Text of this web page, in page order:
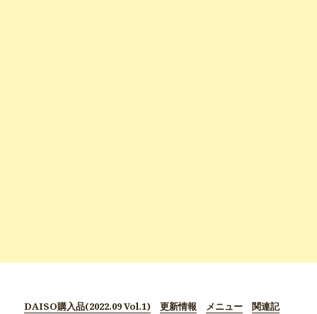
DAISO購入品(2022.09 Vol.1) 更新情報 メニュー
関連記